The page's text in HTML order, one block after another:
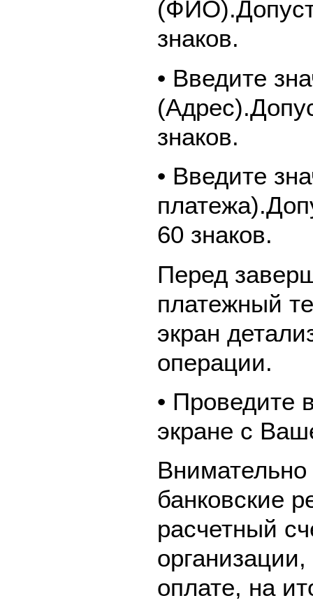
знаков.
• Введите
знаков.
• Введите
60 знаков.
Перед
платежный
экран
операции.
• Проведите
экране с
банковские
расчетный
оплате, на